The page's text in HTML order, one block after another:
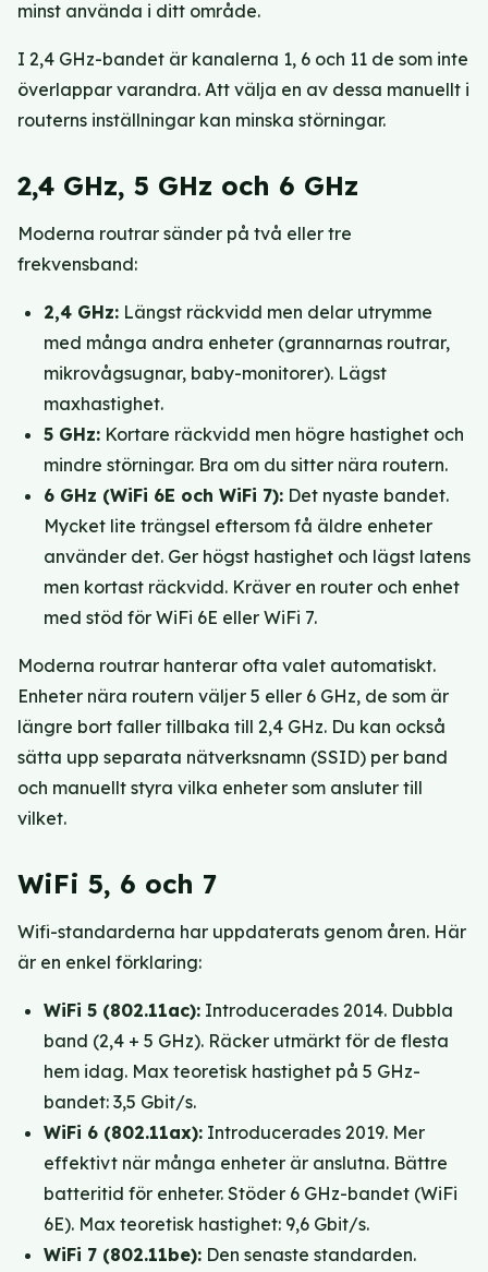
minst använda i ditt område.
I 2,4 GHz-bandet är kanalerna 1, 6 och 11 de som inte
överlappar varandra. Att välja en av dessa manuellt i
routerns inställningar kan minska störningar.
2,4 GHz, 5 GHz och 6 GHz
Moderna routrar sänder på två eller tre
frekvensband:
2,4 GHz: Längst räckvidd men delar utrymme
med många andra enheter (grannarnas routrar,
mikrovågsugnar, baby-monitorer). Lägst
maxhastighet.
5 GHz: Kortare räckvidd men högre hastighet och
mindre störningar. Bra om du sitter nära routern.
6 GHz (WiFi 6E och WiFi 7): Det nyaste bandet.
Mycket lite trängsel eftersom få äldre enheter
använder det. Ger högst hastighet och lägst latens
men kortast räckvidd. Kräver en router och enhet
med stöd för WiFi 6E eller WiFi 7.
Moderna routrar hanterar ofta valet automatiskt.
Enheter nära routern väljer 5 eller 6 GHz, de som är
längre bort faller tillbaka till 2,4 GHz. Du kan också
sätta upp separata nätverksnamn (SSID) per band
och manuellt styra vilka enheter som ansluter till
vilket.
WiFi 5, 6 och 7
Wifi-standarderna har uppdaterats genom åren. Här
är en enkel förklaring:
WiFi 5 (802.11ac): Introducerades 2014. Dubbla
band (2,4 + 5 GHz). Räcker utmärkt för de flesta
hem idag. Max teoretisk hastighet på 5 GHz-
bandet: 3,5 Gbit/s.
WiFi 6 (802.11ax): Introducerades 2019. Mer
effektivt när många enheter är anslutna. Bättre
batteritid för enheter. Stöder 6 GHz-bandet (WiFi
6E). Max teoretisk hastighet: 9,6 Gbit/s.
WiFi 7 (802.11be): Den senaste standarden.